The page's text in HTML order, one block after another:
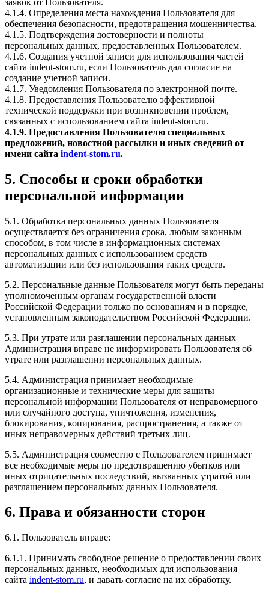
4.1.4. Определения места нахождения Пользователя для
обеспечения безопасности, предотвращения мошенничества.
4.1.5. Подтверждения достоверности и полноты
персональных данных, предоставленных Пользователем.
4.1.6. Создания учетной записи для использования частей
сайта indent-stom.ru, если Пользователь дал согласие на
создание учетной записи.
4.1.7. Уведомления Пользователя по электронной почте.
4.1.8. Предоставления Пользователю эффективной
технической поддержки при возникновении проблем,
связанных с использованием сайта indent-stom.ru.
4.1.9. Предоставления Пользователю специальных
предложений, новостной рассылки и иных сведений от
имени сайта indent-stom.ru.
5. Способы и сроки обработки
персональной информации
5.1. Обработка персональных данных Пользователя
осуществляется без ограничения срока, любым законным
способом, в том числе в информационных системах
персональных данных с использованием средств
автоматизации или без использования таких средств.
5.2. Персональные данные Пользователя могут быть переданы
уполномоченным органам государственной власти
Российской Федерации только по основаниям и в порядке,
установленным законодательством Российской Федерации.
5.3. При утрате или разглашении персональных данных
Администрация вправе не информировать Пользователя об
утрате или разглашении персональных данных.
5.4. Администрация принимает необходимые
организационные и технические меры для защиты
персональной информации Пользователя от неправомерного
или случайного доступа, уничтожения, изменения,
блокирования, копирования, распространения, а также от
иных неправомерных действий третьих лиц.
5.5. Администрация совместно с Пользователем принимает
все необходимые меры по предотвращению убытков или
иных отрицательных последствий, вызванных утратой или
разглашением персональных данных Пользователя.
6. Права и обязанности сторон
6.1. Пользователь вправе:
6.1.1. Принимать свободное решение о предоставлении своих
персональных данных, необходимых для использования
сайта indent-stom.ru, и давать согласие на их обработку.